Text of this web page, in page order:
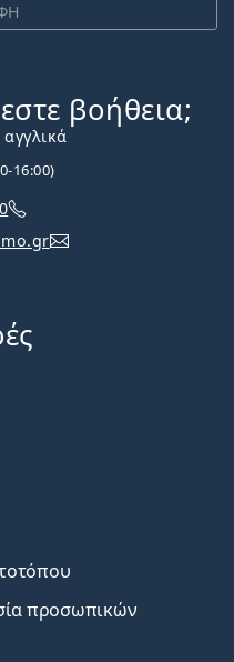
βοήθεια;
16:00)
προσωπικών